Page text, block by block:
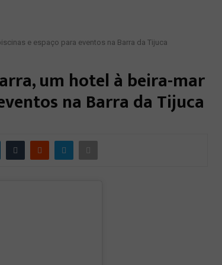
e espaço para eventos na Barra da Tijuca
um hotel à beira-mar
na Barra da Tijuca